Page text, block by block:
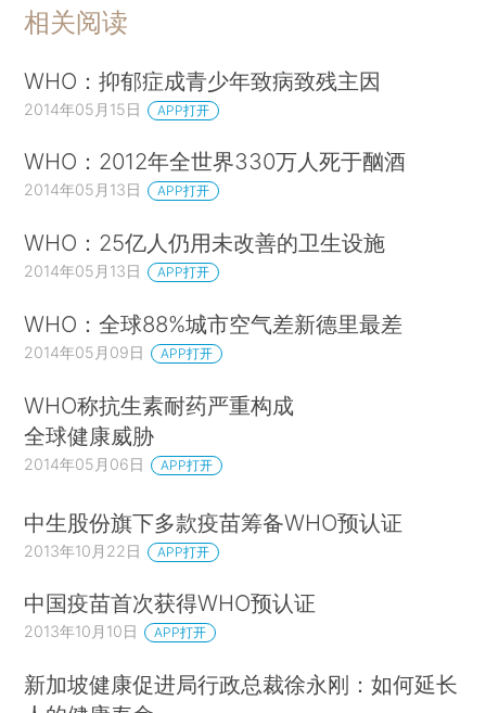
相关阅读
WHO：抑郁症成青少年致病致残主因
2014年05月15日 APP打开
WHO：2012年全世界330万人死于酗酒
2014年05月13日 APP打开
WHO：25亿人仍用未改善的卫生设施
2014年05月13日 APP打开
WHO：全球88%城市空气差新德里最差
2014年05月09日 APP打开
WHO称抗生素耐药严重构成
全球健康威胁
2014年05月06日 APP打开
中生股份旗下多款疫苗筹备WHO预认证
2013年10月22日 APP打开
中国疫苗首次获得WHO预认证
2013年10月10日 APP打开
新加坡健康促进局行政总裁徐永刚：如何延长